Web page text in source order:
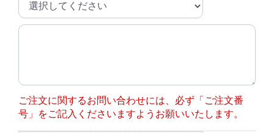
ご注文に関するお問い合わせには、必ず「ご注文番
号」をご記入くださいますようお願いいたします。